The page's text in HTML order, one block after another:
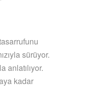
sürüyor.
anlatılıyor.
kadar